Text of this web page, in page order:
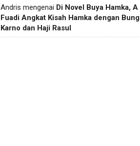
Andris mengenai Di Novel Buya Hamka, A
Fuadi Angkat Kisah Hamka dengan Bung
Karno dan Haji Rasul